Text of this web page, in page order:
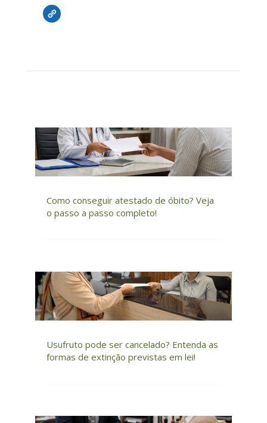
Como conseguir atestado de óbito? Veja
o passo a passo completo!
Usufruto pode ser cancelado? Entenda as
formas de extinção previstas em lei!